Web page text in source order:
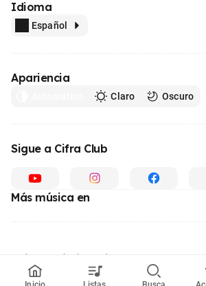
Idioma
Español
Apariencia
Claro Oscuro
Sigue a Cifra Club
Más música en
© 1996 - 2026, el mayor sitio web de educación